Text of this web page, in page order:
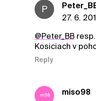
P
27. 6.
@Peter_BB
Kosiciach v
Reply
miso98